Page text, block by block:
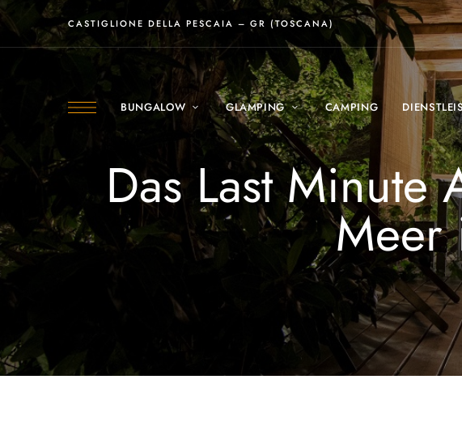
CASTIGLIONE DELLA PESCAIA – GR (TOSCANA)
BUNGALOW GLAMPING CAMPING
Das Last Minute
Meer